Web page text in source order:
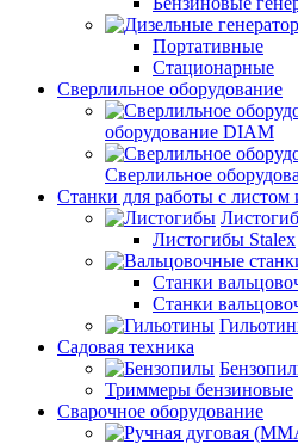
Портативные
Стационарные
Сверлильное оборудование
оборудование DIAM
Сверлильное
Станки для работы с листом
Листогибы Stalex
Станки
Станки
Садовая техника
Триммеры бензиновые
Сварочное оборудование